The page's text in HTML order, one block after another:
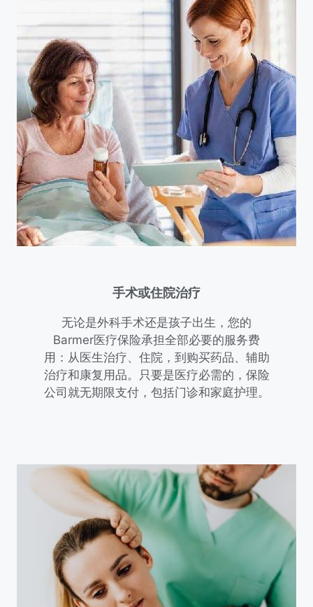
手术或住院治疗
无论是外科手术还是孩子出生，您的
Barmer医疗保险承担全部必要的服务费
用：从医生治疗、住院，到购买药品、辅助
治疗和康复用品。只要是医疗必需的，保险
公司就无期限支付，包括门诊和家庭护理。